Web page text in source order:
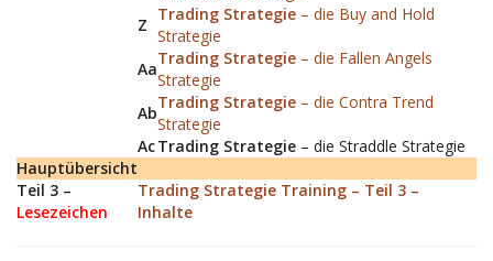
Z
Trading Strategie – die Buy and Hold
Strategie
Aa
Trading Strategie – die Fallen Angels
Strategie
Ab
Trading Strategie – die Contra Trend
Strategie
AcTrading Strategie – die Straddle Strategie
Hauptübersicht
Teil 3 –
Lesezeichen
Trading Strategie Training – Teil 3 –
Inhalte